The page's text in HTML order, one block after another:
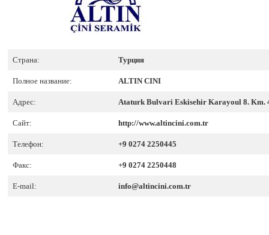
Страна: Турция
Полное название: ALTIN CINI
Адрес: Ataturk Bulvari Eskisehir Karayoul 8. Km.
Сайт: http://www.altincini.com.tr
Телефон: +9 0274 2250445
Факс: +9 0274 2250448
E-mail: info@altincini.com.tr